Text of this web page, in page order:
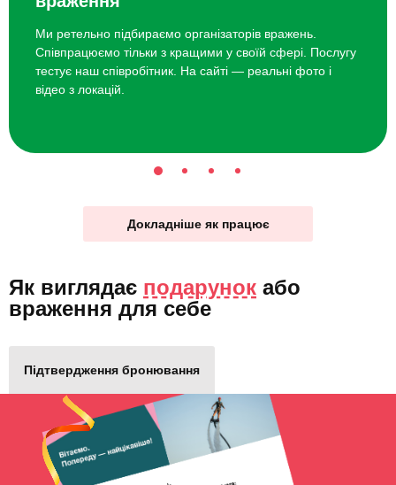
Ми ретельно підбираємо організаторів вражень.
Співпрацюємо тільки з кращими у своїй сфері. Послугу
тестує наш співробітник. На сайті — реальні фото і
відео з локацій.
Докладніше як працює
Як виглядає подарунок або
враження для себе
Підтвердження бронювання